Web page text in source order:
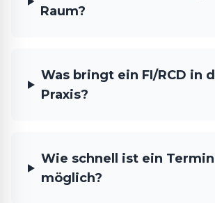
Raum?
Was bringt ein FI/RCD in
Praxis?
Wie schnell ist ein Termin
möglich?